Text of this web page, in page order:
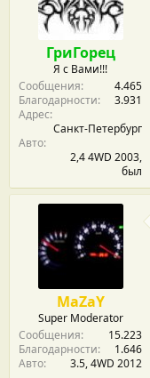
ГриГорец
Я с Вами!!!
Сообщения
4.465
Благодарности
3.931
Адрес
Санкт-Петербург
Авто
2,4 4WD 2003,
был
MaZaY
Super Moderator
Сообщения
15.223
Благодарности
1.646
Авто
3.5, 4WD 2012